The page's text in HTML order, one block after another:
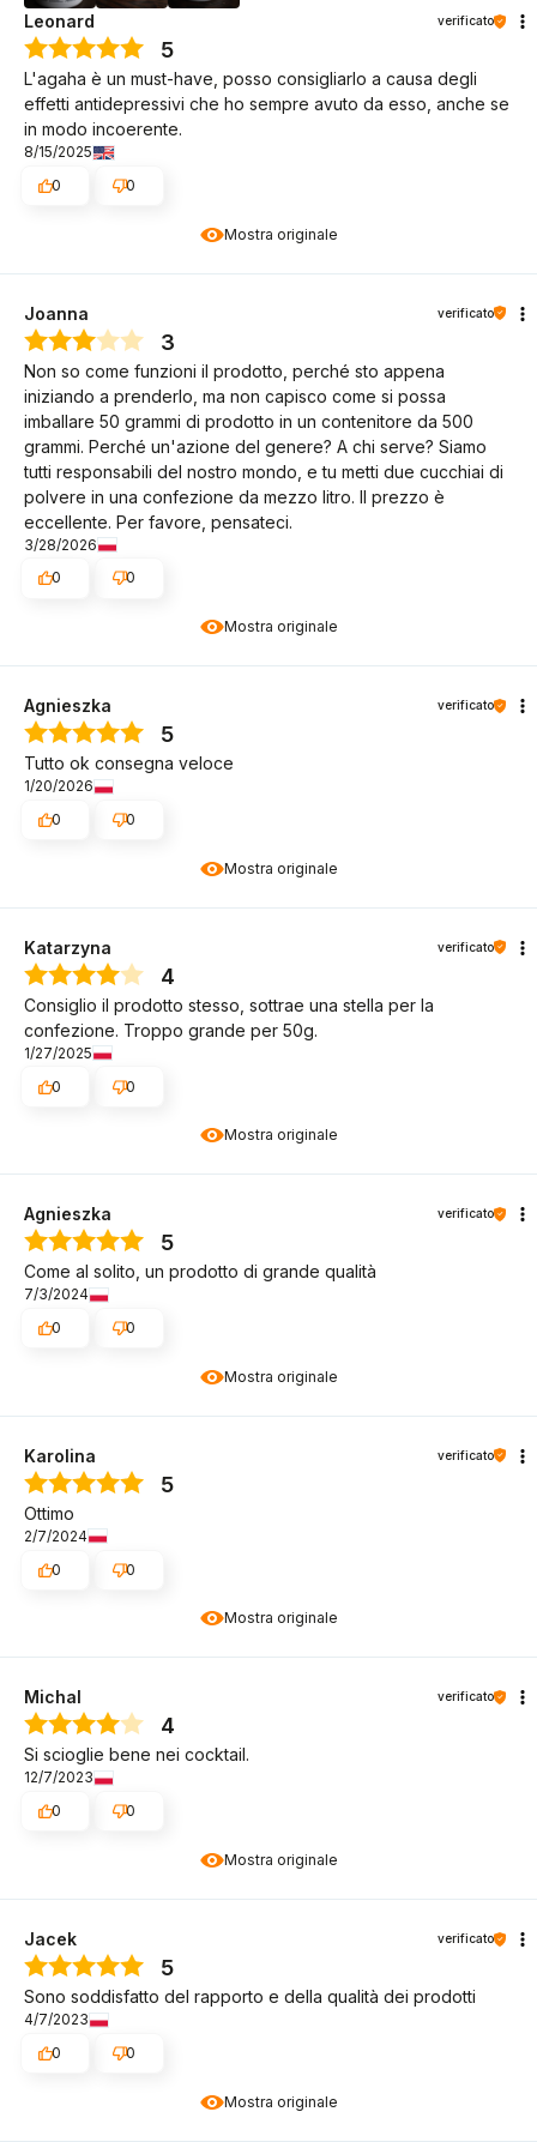
Mostra originale
Leonard verificato
5
L'agaha è un must-have, posso consigliarlo a causa degli
effetti antidepressivi che ho sempre avuto da esso, anche se
in modo incoerente.
8/15/2025
0
0
Mostra originale
Joanna verificato
3
Non so come funzioni il prodotto, perché sto appena
iniziando a prenderlo, ma non capisco come si possa
imballare 50 grammi di prodotto in un contenitore da 500
grammi. Perché un'azione del genere? A chi serve? Siamo
tutti responsabili del nostro mondo, e tu metti due cucchiai di
polvere in una confezione da mezzo litro. Il prezzo è
eccellente. Per favore, pensateci.
3/28/2026
0
0
Mostra originale
Agnieszka verificato
5
Tutto ok consegna veloce
1/20/2026
0
0
Mostra originale
Katarzyna verificato
4
Consiglio il prodotto stesso, sottrae una stella per la
confezione. Troppo grande per 50g.
1/27/2025
0
0
Mostra originale
Agnieszka verificato
5
Come al solito, un prodotto di grande qualità
7/3/2024
0
0
Mostra originale
Karolina verificato
5
Ottimo
2/7/2024
0
0
Mostra originale
Michal verificato
4
Si scioglie bene nei cocktail.
12/7/2023
0
0
Mostra originale
Jacek verificato
5
Sono soddisfatto del rapporto e della qualità dei prodotti
4/7/2023
0
0